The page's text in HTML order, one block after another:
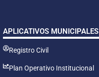
APLICATIVOS MUNICIPALES
Registro Civil
Plan Operativo Institucional